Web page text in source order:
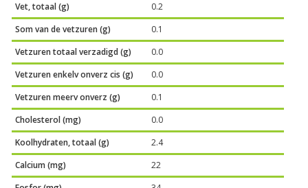
Vet, totaal (g)
0.2
Som van de vetzuren (g)
0.1
Vetzuren totaal verzadigd (g)
0.0
Vetzuren enkelv onverz cis (g)
0.0
Vetzuren meerv onverz (g)
0.1
Cholesterol (mg)
0.0
Koolhydraten, totaal (g)
2.4
Calcium (mg)
22